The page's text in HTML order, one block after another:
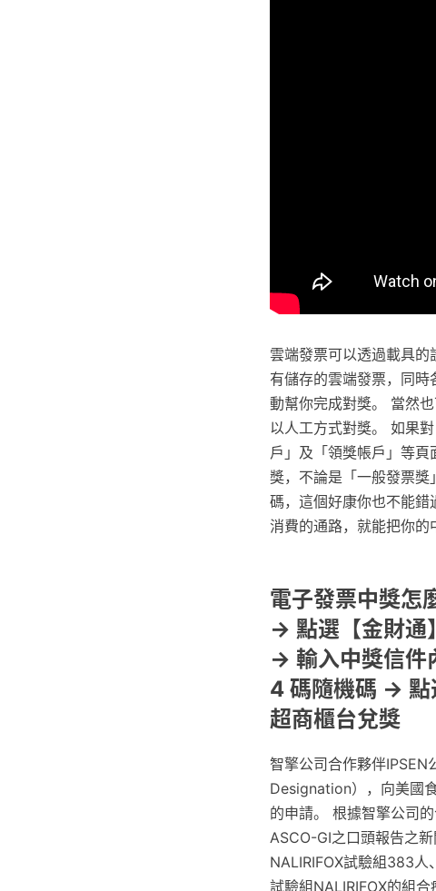
雲端發票可以透過載具的
有儲存的雲端發票，同
動幫你完成對獎。 當然
以人工方式對獎。 如果
戶」及「領獎帳戶」等
獎，不論是「一般發票
碼，這個好康你也不能
消費的通路，就能把你的
電子發票中獎怎
→ 點選【金財通
→ 輸入中獎信件
4 碼隨機碼 →
超商櫃台兌獎
智擎公司合作夥伴
Designation），向美國
的申請。 根據智擎公司
ASCO-GI之口頭報告之
NALIRIFOX試驗組383人
試驗組NALIRIFOX的組